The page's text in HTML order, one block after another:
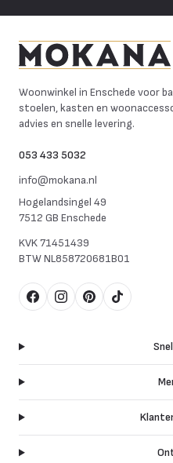
Woonwinkel in Enschede voor
stoelen, kasten en
advies en snelle levering.
053 433 5032
info@mokana.nl
Hogelandsingel 49
7512 GB Enschede
KVK71451439
BTWNL858720681B01
FacebookInstagram
Pinterest
TikTok